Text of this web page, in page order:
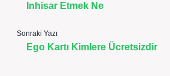
Inhisar Etmek Ne
Sonraki Yazı
Ego Kartı Kimlere Ücretsizdir